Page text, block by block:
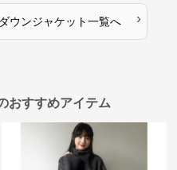
ウンジャケット一覧へ ›
おすすめアイテム